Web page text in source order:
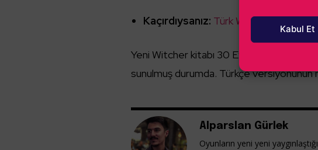
Kabul Et
Kaçırdıysanız: Türk Witcher ile tanışın
Yeni Witcher kitabı 30 Eylül’de
sunulmuş durumda. Türkçe
Alparslan Gürlek
Oyunların yeni yeni